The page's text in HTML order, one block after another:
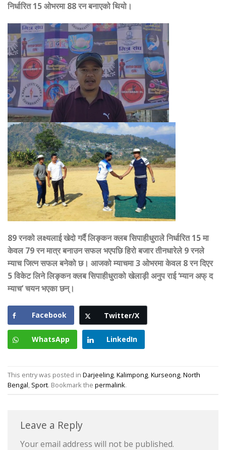
निर्धारित 15 ओभरमा 88 रन बनाएको थियो।
89 रनको लक्ष्यलाई खेदो गर्दै लिङ्कन क्लब सिपाहीधुराले निर्धारित 15 मा
केवल 79 रन मात्र बनाउन सफल भएपछि हिरो बजार तीनधारेले 9 रनले
म्याच जित्न सफल बनेको छ। आजको म्याचमा 3 ओभरमा केवल 8 रन दिएर
5 विकेट लिने लिङ्कन क्लब सिपाहीधुराको खेलाड़ी अनुप राई ‘म्यान अफ् द
म्याच’ चयन भएका छन्।
Facebook Twitter/X
WhatsApp LinkedIn
This entry was posted in Darjeeling,Kalimpong,Kurseong,North
Bengal, Sport. Bookmark the permalink.
Leave a Reply
Your email address will not be published.